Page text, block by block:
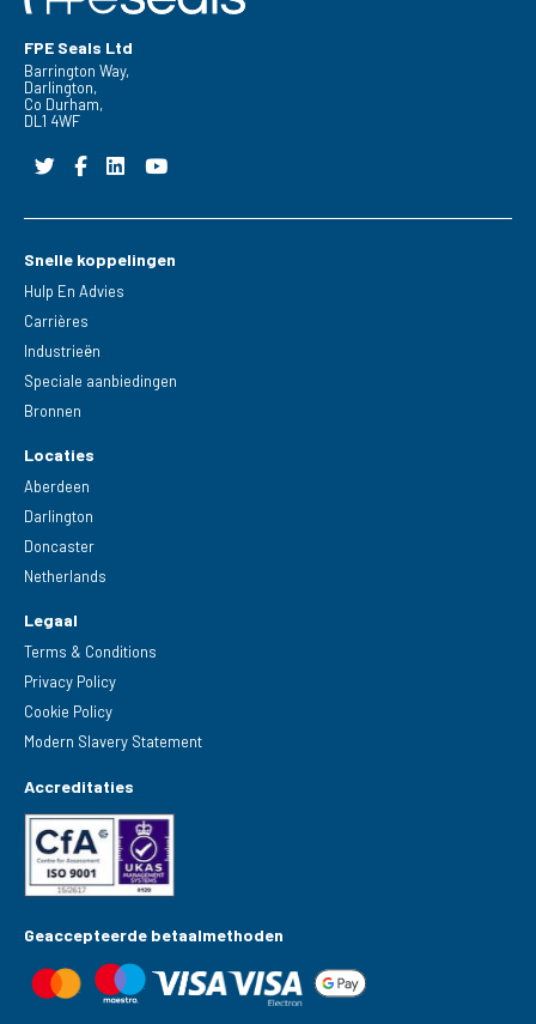
FPE Seals Ltd
Barrington Way,
Darlington,
Co Durham,
DL1 4WF
Snelle koppelingen
Hulp En Advies
Carrières
Industrieën
Speciale aanbiedingen
Bronnen
Locaties
Aberdeen
Darlington
Doncaster
Netherlands
Legaal
Terms & Conditions
Privacy Policy
Cookie Policy
Modern Slavery Statement
Accreditaties
Geaccepteerde betaalmethoden